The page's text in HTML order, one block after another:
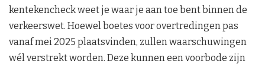
kentekencheck weet je waar je aan toe bent binnen de
verkeerswet. Hoewel boetes voor overtredingen pas
vanaf mei 2025 plaatsvinden, zullen waarschuwingen
wél verstrekt worden. Deze kunnen een voorbode zijn